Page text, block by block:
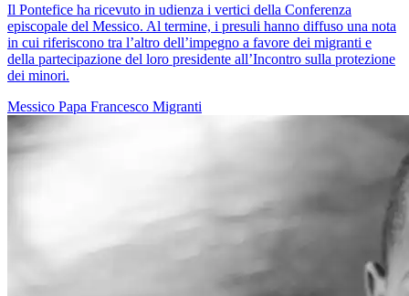
Il Pontefice ha ricevuto in udienza i vertici della Conferenza
episcopale del Messico. Al termine, i presuli hanno diffuso una nota
in cui riferiscono tra l’altro dell’impegno a favore dei migranti e
della partecipazione del loro presidente all’Incontro sulla protezione
dei minori.
Messico Papa Francesco Migranti